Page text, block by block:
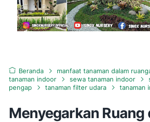
Beranda manfaat tanaman dalam
tanaman indoor
sewa tanaman indoor
pengap
tanaman filter udara tanaman
Menyegarkan Ruang